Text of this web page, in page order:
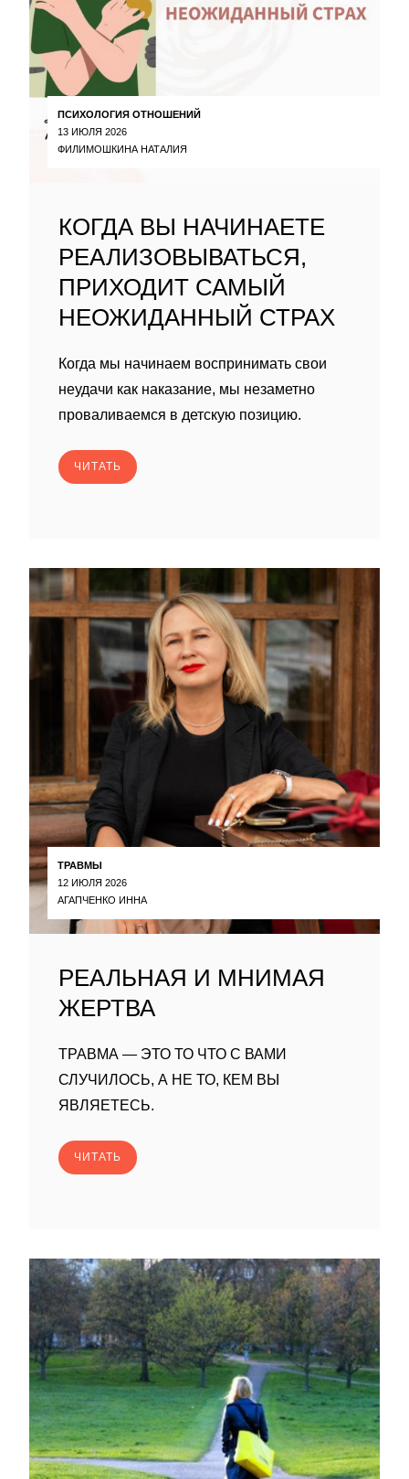
ПСИХОЛОГИЯ ОТНОШЕНИЙ
13 ИЮЛЯ 2026
ФИЛИМОШКИНА НАТАЛИЯ
КОГДА ВЫ НАЧИНАЕТЕ
РЕАЛИЗОВЫВАТЬСЯ,
ПРИХОДИТ САМЫЙ
НЕОЖИДАННЫЙ СТРАХ
Когда мы начинаем воспринимать свои
неудачи как наказание, мы незаметно
проваливаемся в детскую позицию.
ЧИТАТЬ
ТРАВМЫ
12 ИЮЛЯ 2026
АГАПЧЕНКО ИННА
РЕАЛЬНАЯ И МНИМАЯ
ЖЕРТВА
ТРАВМА — ЭТО ТО ЧТО С ВАМИ
СЛУЧИЛОСЬ, А НЕ ТО, КЕМ ВЫ
ЯВЛЯЕТЕСЬ.
ЧИТАТЬ